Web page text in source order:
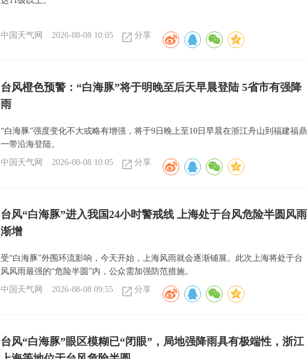
中国天气网 2026-08-08 10:05 分享
台风橙色预警：“白海豚”将于明晚至后天早晨登陆 5省市有强降
雨
“白海豚”强度变化不大或略有增强，将于9日晚上至10日早晨在浙江舟山到福建福鼎
一带沿海登陆。
中国天气网
2026-08-08 10:05 分享
台风“白海豚”进入我国24小时警戒线 上海处于台风危险半圆风雨
渐增
受“白海豚”外围环流影响，今天开始，上海风雨就会逐渐铺展。此次上海将处于台
风风雨最强的“危险半圆”内，公众需加强防范措施。
中国天气网
2026-08-08 09:55 分享
台风“白海豚”眼区模糊已“闭眼”，局地强降雨具有极端性，浙江